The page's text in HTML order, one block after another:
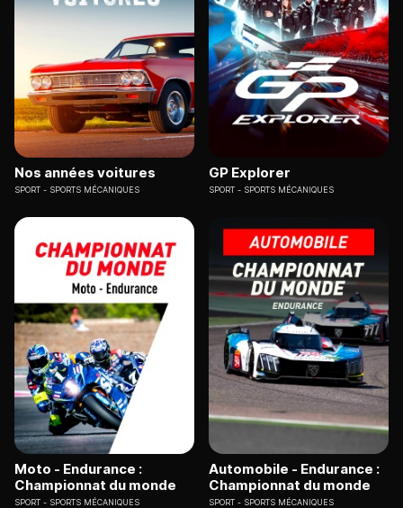
Nos années voitures
SPORT SPORTS MÉCANIQUES
GP Explorer
SPORT SPORTS MÉCANIQUES
Moto - Endurance :
Championnat du monde
SPORT SPORTS MÉCANIQUES
Automobile - Endurance :
Championnat du monde
SPORT SPORTS MÉCANIQUES